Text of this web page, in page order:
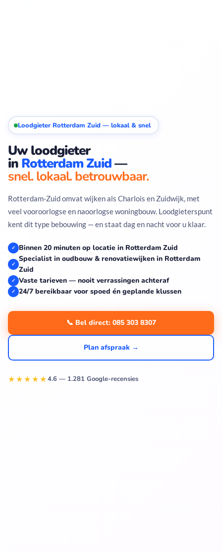
Loodgieter Rotterdam Zuid — lokaal & snel
Uw loodgieter
in Rotterdam Zuid—
snel. lokaal. betrouwbaar.
Rotterdam-Zuid omvat wijken als Charlois en Zuidwijk, met
veel vooroorlogse en naoorlogse woningbouw. Loodgieterspunt
kent dit type bebouwing — en staat dag en nacht voor u klaar.
✓ Binnen 20 minuten op locatie in Rotterdam Zuid
✓
Specialist in oudbouw & renovatiewijken in Rotterdam
Zuid
✓ Vaste tarieven — nooit verrassingen achteraf
✓ 24/7 bereikbaar voor spoed én geplande klussen
📞 Bel direct: 085 303 8307
Plan afspraak →
★★★★★4.6 — 1.281 Google-recensies